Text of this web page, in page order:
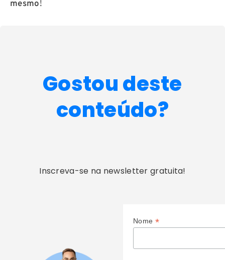
mesmo!
Gostou deste
conteúdo?
Inscreva-se na newsletter gratuita!
Nome *